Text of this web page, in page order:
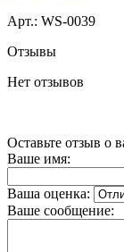
Арт.: WS-0039
Отзывы
Нет отзывов
Оставьте отзыв о
Ваше имя:
Ваша оценка:
Ваше сообщение: